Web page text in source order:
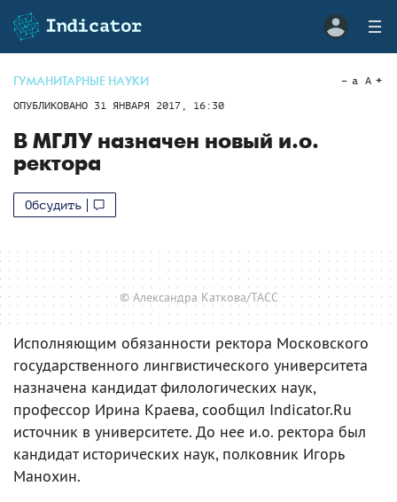
ГУМАНИТАРНЫЕ НАУКИ
ОПУБЛИКОВАНО 31 ЯНВАРЯ 2017, 16:30
a A
В МГЛУ назначен новый и.о.
ректора
Обсудить
© Александра Каткова/ТАСС
Исполняющим обязанности ректора Московского
государственного лингвистического университета
назначена кандидат филологических наук,
профессор Ирина Краева, сообщил Indicator.Ru
источник в университете. До нее и.о. ректора был
кандидат исторических наук, полковник Игорь
Манохин.